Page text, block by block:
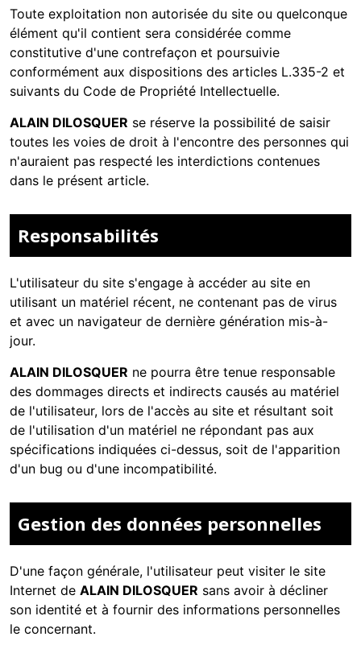
Toute exploitation non autorisée du site ou quelconque
élément qu'il contient sera considérée comme
constitutive d'une contrefaçon et poursuivie
conformément aux dispositions des articles L.335-2 et
suivants du Code de Propriété Intellectuelle.
ALAIN DILOSQUER se réserve la possibilité de saisir
toutes les voies de droit à l'encontre des personnes qui
n'auraient pas respecté les interdictions contenues
dans le présent article.
Responsabilités
L'utilisateur du site s'engage à accéder au site en
utilisant un matériel récent, ne contenant pas de virus
et avec un navigateur de dernière génération mis-à-
jour.
ALAIN DILOSQUER ne pourra être tenue responsable
des dommages directs et indirects causés au matériel
de l'utilisateur, lors de l'accès au site et résultant soit
de l'utilisation d'un matériel ne répondant pas aux
spécifications indiquées ci-dessus, soit de l'apparition
d'un bug ou d'une incompatibilité.
Gestion des données personnelles
D'une façon générale, l'utilisateur peut visiter le site
Internet de ALAIN DILOSQUER sans avoir à décliner
son identité et à fournir des informations personnelles
le concernant.